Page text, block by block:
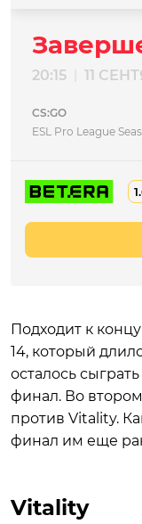
20:15 11
CS:GO
ESL Pro League
Подходит к
14, который
осталось
финал. Во
против Vitality.
финал им еще
Vitality